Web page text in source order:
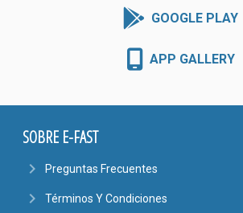
GOOGLE PLAY
APP GALLERY
SOBRE E-FAST
navigate_next Preguntas Frecuentes
navigate_next Términos Y Condiciones